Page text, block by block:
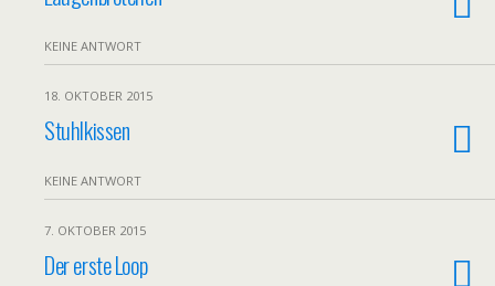
KEINE ANTWORT
18. OKTOBER 2015
Stuhlkissen
KEINE ANTWORT
7. OKTOBER 2015
Der erste Loop